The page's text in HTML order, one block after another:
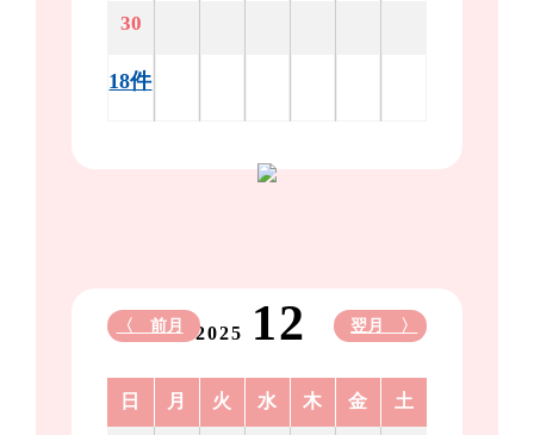
30
18件
2025 12
〈 前月 翌月 〉
日 月 火 水 木 金 土